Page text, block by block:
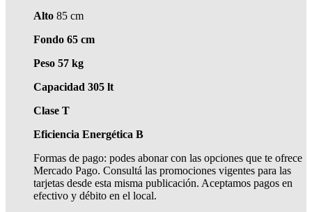
Alto 85 cm
Fondo 65 cm
Peso 57 kg
Capacidad 305 lt
Clase T
Eficiencia Energética B
Formas de pago: podes abonar con las opciones que te ofrece
Mercado Pago. Consultá las promociones vigentes para las
tarjetas desde esta misma publicación. Aceptamos pagos en
efectivo y débito en el local.